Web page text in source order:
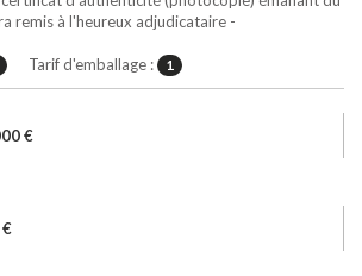
remis à l'heureux adjudicataire -
Tarif d'emballage : 1
€